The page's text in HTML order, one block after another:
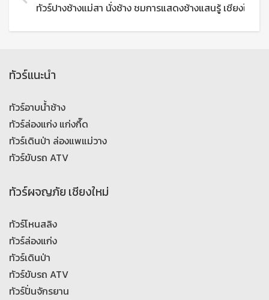
ทัวร์ปางช้างแม่สา นั่งช้าง ชมการแสดงช้างแสนรู้ เชียงใหม่
ทัวร์แนะนำ
ทัวร์อาบน้ำช้าง
ทัวร์ล่องแก่ง แก่งกึ๊ด
ทัวร์เดินป่า ล่องแพแม่วาง
ทัวร์ขับรถ ATV
ทัวร์ผจญภัย เชียงใหม่
ทัวร์โหนสลิง
ทัวร์ล่องแก่ง
ทัวร์เดินป่า
ทัวร์ขับรถ ATV
ทัวร์ปั่นจักรยาน